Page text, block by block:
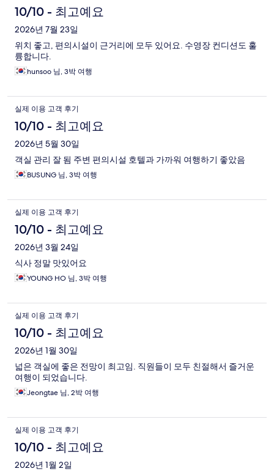
용
후
기
10/10 - 최고예요
2026년 7월 23일
위치 좋고, 편의시설이 근거리에 모두 있어요. 수영장 컨디션도 훌
륭합니다.
hunsoo 님, 3박 여행
실제 이용 고객 후기
10/10 - 최고예요
2026년 5월 30일
객실 관리 잘 됨 주변 편의시설 호텔과 가까워 여행하기 좋았음
BUSUNG 님, 3박 여행
실제 이용 고객 후기
10/10 - 최고예요
2026년 3월 24일
식사 정말 맛있어요
YOUNG HO 님, 3박 여행
실제 이용 고객 후기
10/10 - 최고예요
2026년 1월 30일
넓은 객실에 좋은 전망이 최고임. 직원들이 모두 친절해서 즐거운
여행이 되었습니다.
Jeongtae 님, 2박 여행
실제 이용 고객 후기
10/10 - 최고예요
2026년 1월 2일